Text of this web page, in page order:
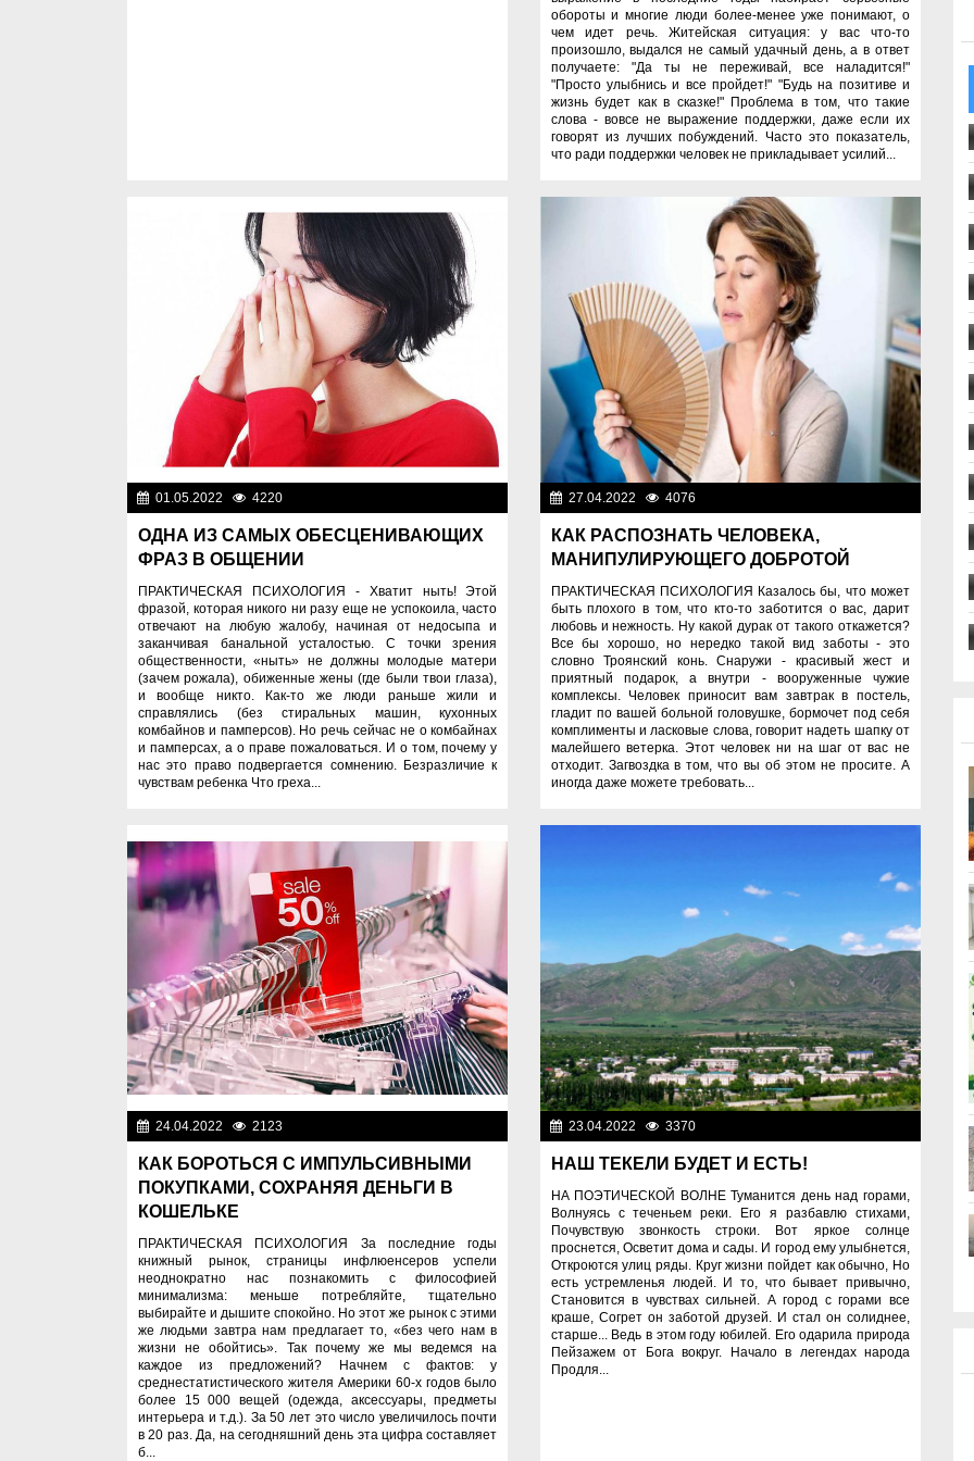
обороты и многие люди более-менее уже понимают, о
чем идет речь. Житейская ситуация: у вас что-то
произошло, выдался не самый удачный день, а в ответ
получаете: "Да ты не переживай, все наладится!"
"Просто улыбнись и все пройдет!" "Будь на позитиве и
жизнь будет как в сказке!" Проблема в том, что такие
слова - вовсе не выражение поддержки, даже если их
говорят из лучших побуждений. Часто это показатель,
что ради поддержки человек не прикладывает усилий...
01.05.2022 4220
ОДНА ИЗ САМЫХ ОБЕСЦЕНИВАЮЩИХ
ФРАЗ В ОБЩЕНИИ
ПРАКТИЧЕСКАЯ ПСИХОЛОГИЯ - Хватит ныть! Этой
фразой, которая никого ни разу еще не успокоила, часто
отвечают на любую жалобу, начиная от недосыпа и
заканчивая банальной усталостью. С точки зрения
общественности, «ныть» не должны молодые матери
(зачем рожала), обиженные жены (где были твои глаза),
и вообще никто. Как-то же люди раньше жили и
справлялись (без стиральных машин, кухонных
комбайнов и памперсов). Но речь сейчас не о комбайнах
и памперсах, а о праве пожаловаться. И о том, почему у
нас это право подвергается сомнению. Безразличие к
чувствам ребенка Что греха...
27.04.2022 4076
КАК РАСПОЗНАТЬ ЧЕЛОВЕКА,
МАНИПУЛИРУЮЩЕГО ДОБРОТОЙ
ПРАКТИЧЕСКАЯ ПСИХОЛОГИЯ Казалось бы, что может
быть плохого в том, что кто-то заботится о вас, дарит
любовь и нежность. Ну какой дурак от такого откажется?
Все бы хорошо, но нередко такой вид заботы - это
словно Троянский конь. Снаружи - красивый жест и
приятный подарок, а внутри - вооруженные чужие
комплексы. Человек приносит вам завтрак в постель,
гладит по вашей больной головушке, бормочет под себя
комплименты и ласковые слова, говорит надеть шапку от
малейшего ветерка. Этот человек ни на шаг от вас не
отходит. Загвоздка в том, что вы об этом не просите. А
иногда даже можете требовать...
24.04.2022 2123
КАК БОРОТЬСЯ С ИМПУЛЬСИВНЫМИ
ПОКУПКАМИ, СОХРАНЯЯ ДЕНЬГИ В
КОШЕЛЬКЕ
ПРАКТИЧЕСКАЯ ПСИХОЛОГИЯ За последние годы
книжный рынок, страницы инфлюенсеров успели
неоднократно нас познакомить с философией
минимализма: меньше потребляйте, тщательно
выбирайте и дышите спокойно. Но этот же рынок с этими
же людьми завтра нам предлагает то, «без чего нам в
жизни не обойтись». Так почему же мы ведемся на
каждое из предложений? Начнем с фактов: у
среднестатистического жителя Америки 60-х годов было
более 15 000 вещей (одежда, аксессуары, предметы
интерьера и т.д.). За 50 лет это число увеличилось почти
в 20 раз. Да, на сегодняшний день эта цифра составляет
б...
23.04.2022 3370
НАШ ТЕКЕЛИ БУДЕТ И ЕСТЬ!
НА ПОЭТИЧЕСКОЙ ВОЛНЕ Туманится день над горами,
Волнуясь с теченьем реки. Его я разбавлю стихами,
Почувствую звонкость строки. Вот яркое солнце
проснется, Осветит дома и сады. И город ему улыбнется,
Откроются улиц ряды. Круг жизни пойдет как обычно, Но
есть устремленья людей. И то, что бывает привычно,
Становится в чувствах сильней. А город с горами все
краше, Согрет он заботой друзей. И стал он солиднее,
старше... Ведь в этом году юбилей. Его одарила природа
Пейзажем от Бога вокруг. Начало в легендах народа
Продля...